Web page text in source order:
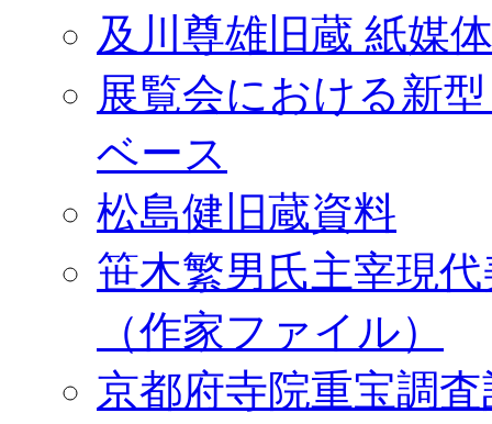
及川尊雄旧蔵 紙媒
展覧会における新
ベース
松島健旧蔵資料
笹木繁男氏主宰現
（作家ファイル）
京都府寺院重宝調